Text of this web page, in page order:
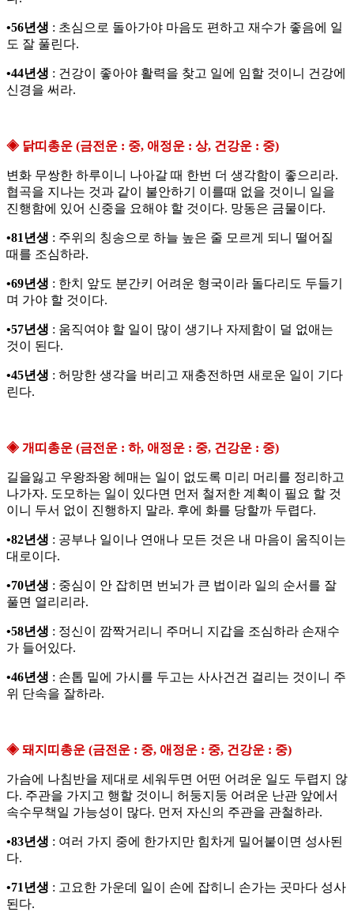
•56년생 : 초심으로 돌아가야 마음도 편하고 재수가 좋음에 일
도 잘 풀린다.
•44년생 : 건강이 좋아야 활력을 찾고 일에 임할 것이니 건강에
신경을 써라.
◈ 닭띠총운 (금전운 : 중, 애정운 : 상, 건강운 : 중)
변화 무쌍한 하루이니 나아갈 때 한번 더 생각함이 좋으리라.
협곡을 지나는 것과 같이 불안하기 이를때 없을 것이니 일을
진행함에 있어 신중을 요해야 할 것이다. 망동은 금물이다.
•81년생 : 주위의 칭송으로 하늘 높은 줄 모르게 되니 떨어질
때를 조심하라.
•69년생 : 한치 앞도 분간키 어려운 형국이라 돌다리도 두들기
며 가야 할 것이다.
•57년생 : 움직여야 할 일이 많이 생기나 자제함이 덜 없애는
것이 된다.
•45년생 : 허망한 생각을 버리고 재충전하면 새로운 일이 기다
린다.
◈ 개띠총운 (금전운 : 하, 애정운 : 중, 건강운 : 중)
길을잃고 우왕좌왕 헤매는 일이 없도록 미리 머리를 정리하고
나가자. 도모하는 일이 있다면 먼저 철저한 계획이 필요 할 것
이니 두서 없이 진행하지 말라. 후에 화를 당할까 두렵다.
•82년생 : 공부나 일이나 연애나 모든 것은 내 마음이 움직이는
대로이다.
•70년생 : 중심이 안 잡히면 번뇌가 큰 법이라 일의 순서를 잘
풀면 열리리라.
•58년생 : 정신이 깜짝거리니 주머니 지갑을 조심하라 손재수
가 들어있다.
•46년생 : 손톱 밑에 가시를 두고는 사사건건 걸리는 것이니 주
위 단속을 잘하라.
◈ 돼지띠총운 (금전운 : 중, 애정운 : 중, 건강운 : 중)
가슴에 나침반을 제대로 세워두면 어떤 어려운 일도 두렵지 않
다. 주관을 가지고 행할 것이니 허둥지둥 어려운 난관 앞에서
속수무책일 가능성이 많다. 먼저 자신의 주관을 관철하라.
•83년생 : 여러 가지 중에 한가지만 힘차게 밀어붙이면 성사된
다.
•71년생 : 고요한 가운데 일이 손에 잡히니 손가는 곳마다 성사
된다.